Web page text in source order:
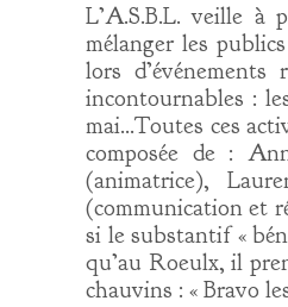
L’A.S.B.L. veille à
mélanger les
lors
incontournables :
mai…Toutes ces
composée de :
(animatrice),
(communication et
si le substantif «
qu’au Roeulx, il
chauvins : « Bravo